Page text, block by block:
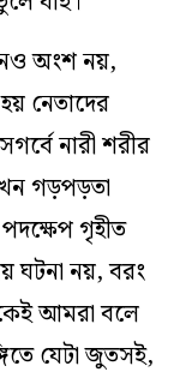
অংশ নয়,
নেতাদের
নারী শরীর
গড়পড়তা
গৃহীত
ঘটনা নয়, বরং
আমরা বলে
যেটা জুতসই,